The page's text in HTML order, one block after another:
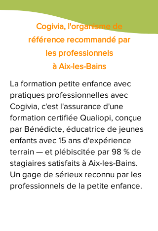
Cogivia, l'organisme de
référence recommandé par
les professionnels
à Aix-les-Bains
La formation petite enfance avec
pratiques professionnelles avec
Cogivia, c'est l'assurance d'une
formation certifiée Qualiopi, conçue
par Bénédicte, éducatrice de jeunes
enfants avec 15 ans d'expérience
terrain — et plébiscitée par 98 % de
stagiaires satisfaits à Aix-les-Bains.
Un gage de sérieux reconnu par les
professionnels de la petite enfance.